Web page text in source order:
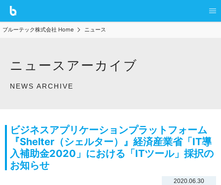
ブルーテック株式会社 Home ニュース
ニュースアーカイブ
NEWS ARCHIVE
ビジネスアプリケーションプラットフォーム
『Shelter（シェルター）』経済産業省「IT導
入補助金2020」における「ITツール」採択の
お知らせ
2020.06.30